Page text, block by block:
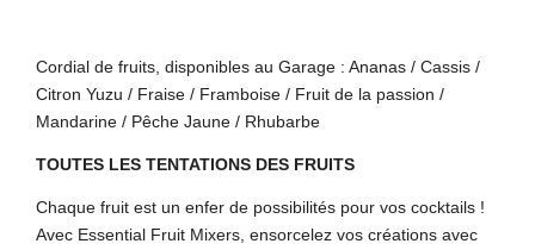
Cordial de fruits, disponibles au Garage : Ananas / Cassis /
Citron Yuzu / Fraise / Framboise / Fruit de la passion /
Mandarine / Pêche Jaune / Rhubarbe
TOUTES LES TENTATIONS DES FRUITS
Chaque fruit est un enfer de possibilités pour vos cocktails !
Avec Essential Fruit Mixers, ensorcelez vos créations avec